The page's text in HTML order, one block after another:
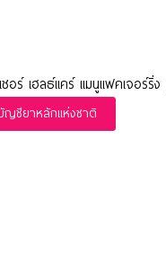
อร์ เฮลธ์แคร์ แมนูแฟคเจอร์ริ่ง
ญชียาหลักแห่งชาติ